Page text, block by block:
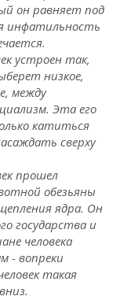
он равняет под
инфатильность
устроен так,
низкое,
между
Эта его
катиться
сверху
прошел
обезьяны
ядра. Он
государства и
человека
- вопреки
такая